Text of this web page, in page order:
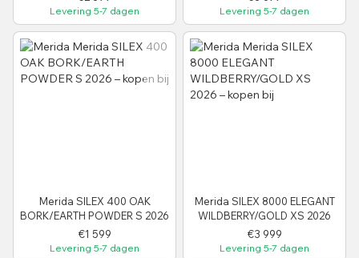
Levering 5-7 dagen Levering 5-7 dagen
Merida SILEX 400 OAK
BORK/EARTH POWDER S 2026
€1 599
Levering 5-7 dagen
Merida SILEX 8000 ELEGANT
WILDBERRY/GOLD XS 2026
€3 999
Levering 5-7 dagen